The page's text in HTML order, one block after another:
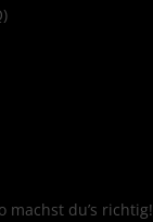
machst du’s richtig!